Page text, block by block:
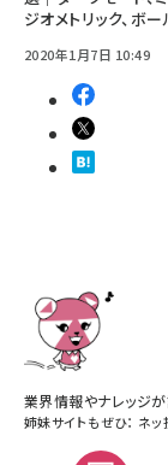
ジオメトリック、ボー
2020年1月7日 10:49
業界情報やナレッジが
姉妹サイトもぜひ： ネッ